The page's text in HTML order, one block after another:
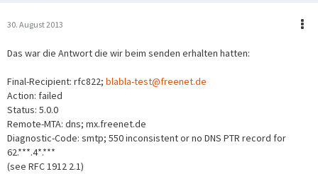
30. August 2013
Das war die Antwort die wir beim senden erhalten hatten:
Final-Recipient: rfc822; blabla-test@freenet.de
Action: failed
Status: 5.0.0
Remote-MTA: dns; mx.freenet.de
Diagnostic-Code: smtp; 550 inconsistent or no DNS PTR record for
62.***.4*.***
(see RFC 1912 2.1)